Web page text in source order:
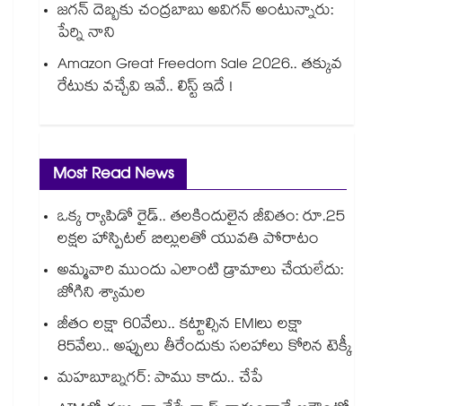
జగన్ దెబ్బకు చంద్రబాబు అవిగన్ అంటున్నారు:
పేర్ని నాని
Amazon Great Freedom Sale 2026.. తక్కువ
రేటుకు వచ్చేవి ఇవే.. లిస్ట్ ఇదే !
Most Read News
ఒక్క ర్యాపిడో రైడ్.. తలకిందులైన జీవితం: రూ.25
లక్షల హాస్పిటల్ బిల్లులతో యువతి పోరాటం
అమ్మవారి ముందు ఎలాంటి డ్రామాలు చేయలేదు:
జోగిని శ్యామల
జీతం లక్షా 60వేలు.. కట్టాల్సిన EMIలు లక్షా
85వేలు.. అప్పులు తీరేందుకు సలహాలు కోరిన టెక్కీ
మహబూబ్నగర్: పాము కాదు.. చేపే